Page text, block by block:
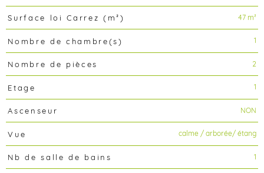
Surface loi Carrez (m²) 47 m²
Nombre de chambre(s) 1
Nombre de pièces 2
Etage 1
Ascenseur NON
Vue calme / arborée/ étang
Nb de salle de bains 1